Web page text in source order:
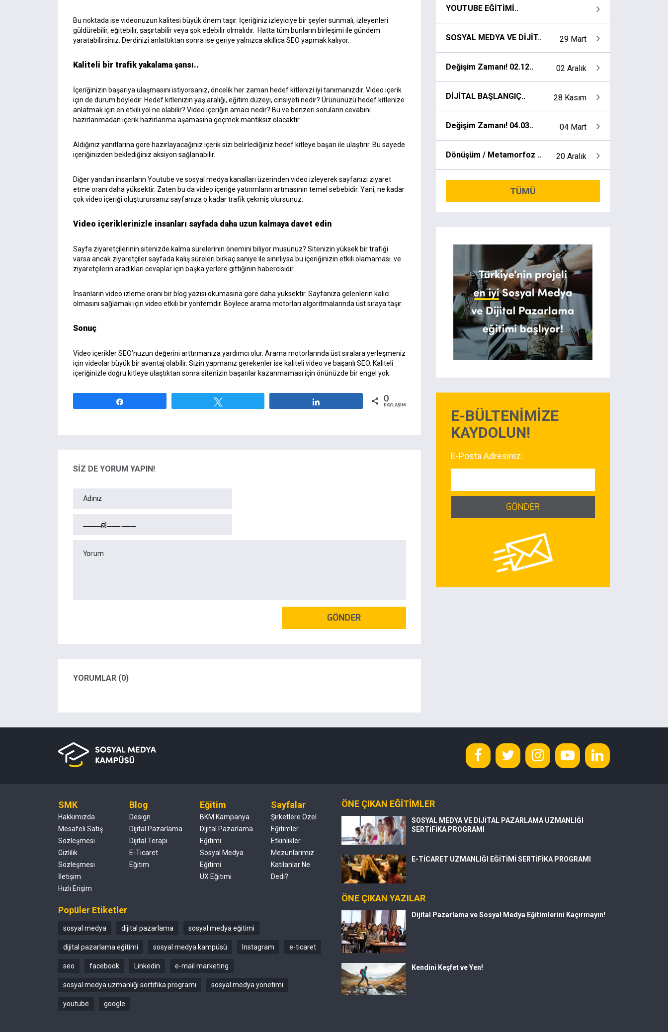
Bu noktada ise videonuzun kalitesi büyük önem taşır. İçeriğiniz izleyiciye bir şeyler sunmalı, izleyenleri
güldürebilir, eğitebilir, şaşırtabilir veya şok edebilir olmalıdır. Hatta tüm bunların birleşimi ile gündem
yaratabilirsiniz. Derdinizi anlattıktan sonra ise geriye yalnızca akıllıca SEO yapmak kalıyor.
Kaliteli bir trafik yakalama şansı..
İçeriğinizin başarıya ulaşmasını istiyorsanız, öncelik her zaman hedef kitlenizi iyi tanımanızdır. Video içerik
için de durum böyledir. Hedef kitlenizin yaş aralığı, eğitim düzeyi, cinsiyeti nedir? Ürününüzü hedef kitlenize
anlatmak için en etkili yol ne olabilir? Video içeriğin amacı nedir? Bu ve benzeri soruların cevabını
hazırlanmadan içerik hazırlanma aşamasına geçmek mantıksız olacaktır.
Aldığınız yanıtlarına göre hazırlayacağınız içerik sizi belirlediğiniz hedef kitleye başarı ile ulaştırır. Bu sayede
içeriğinizden beklediğiniz aksiyon sağlanabilir.
Diğer yandan insanların Youtube ve sosyal medya kanalları üzerinden video izleyerek sayfanızı ziyaret
etme oranı daha yüksektir. Zaten bu da video içeriğe yatırımların artmasının temel sebebidir. Yani, ne kadar
çok video içeriği oluşturursanız sayfanıza o kadar trafik çekmiş olursunuz.
Video içeriklerinizle insanları sayfada daha uzun kalmaya davet edin
Sayfa ziyaretçilerinin sitenizde kalma sürelerinin önemini biliyor musunuz? Sitenizin yüksek bir trafiği
varsa ancak ziyaretçiler sayfada kalış süreleri birkaç saniye ile sınırlıysa bu içeriğinizin etkili olamaması ve
ziyaretçilerin aradıkları cevaplar için başka yerlere gittiğinin habercisidir.
İnsanların video izleme oranı bir blog yazısı okumasına göre daha yüksektir. Sayfanıza gelenlerin kalıcı
olmasını sağlamak için video etkili bir yöntemdir. Böylece arama motorları algoritmalarında üst sıraya taşır.
Sonuç
Video içerikler SEO’nuzun değerini arttırmanıza yardımcı olur. Arama motorlarında üst sıralara yerleşmeniz
için videolar büyük bir avantaj olabilir. Sizin yapmanız gerekenler ise kaliteli video ve başarılı SEO. Kaliteli
içeriğinizle doğru kitleye ulaştıktan sonra sitenizin başarılar kazanmaması için önünüzde bir engel yok.
0
PAYLAŞIMLAR
SİZ DE YORUM YAPIN!
GÖNDER
YORUMLAR (0)
YOUTUBE EĞİTİMİ..
SOSYAL MEDYA VE DİJİT.. 29 Mart
Değişim Zamanı! 02.12.. 02 Aralık
DİJİTAL BAŞLANGIÇ.. 28 Kasım
Değişim Zamanı! 04.03.. 04 Mart
Dönüşüm / Metamorfoz .. 20 Aralık
TÜMÜ
E-BÜLTENİMİZE
KAYDOLUN!
E-Posta Adresiniz:
GÖNDER
SMK
Hakkımızda
Mesafeli Satış
Sözleşmesi
Gizlilik
Sözleşmesi
İletişim
Hızlı Erişim
Blog
Design
Dijital Pazarlama
Dijital Terapi
E-Ticaret
Eğitim
Eğitim
BKM Kampanya
Dijital Pazarlama
Eğitimi
Sosyal Medya
Eğitimi
UX Eğitimi
Sayfalar
Şirketlere Özel
Eğitimler
Etkinlikler
Mezunlarımız
Katılanlar Ne
Dedi?
Popüler Etiketler
sosyal medya dijital pazarlama sosyal medya eğitimi
dijital pazarlama eğitimi sosyal medya kampüsü Instagram e-ticaret
seo facebook Linkedin e-mail marketing
sosyal medya uzmanlığı sertifika programı sosyal medya yönetimi
youtube google
ÖNE ÇIKAN EĞİTİMLER
SOSYAL MEDYA VE DİJİTAL PAZARLAMA UZMANLIĞI
SERTİFİKA PROGRAMI
E-TİCARET UZMANLIĞI EĞİTİMİ SERTİFİKA PROGRAMI
ÖNE ÇIKAN YAZILAR
Dijital Pazarlama ve Sosyal Medya Eğitimlerini Kaçırmayın!
Kendini Keşfet ve Yen!